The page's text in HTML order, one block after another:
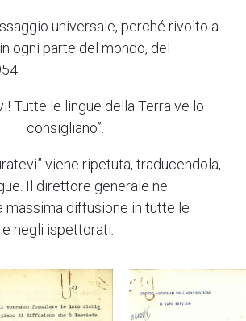
universale, perché rivolto a
ogni parte del mondo, del
Tutte le lingue della Terra ve lo
consigliano”.
viene ripetuta, traducendola,
Il direttore generale ne
massima diffusione in tutte le
negli ispettorati.